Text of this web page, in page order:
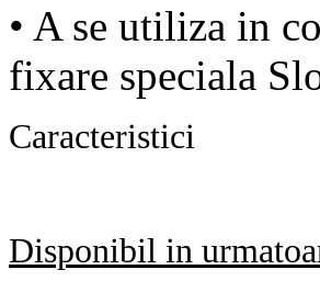
• A se utiliza in
fixare speciala
Caracteristici
Disponibil in